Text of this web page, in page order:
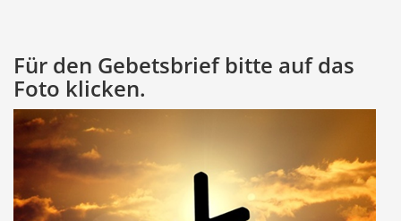
Für den Gebetsbrief bitte auf das
Foto klicken.